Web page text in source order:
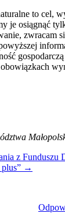
to cel,
je osiągnąć
zwracam
z Funduszu
→